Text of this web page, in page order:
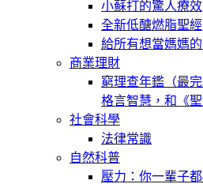
小蘇打的驚人療效
全新低醣燃脂聖經
給所有想當媽媽
商業理財
窮理查年鑑（最
格言智慧，和《
社會科學
法律常識
自然科普
壓力：你一輩子